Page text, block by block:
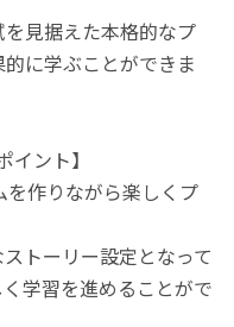
見据えた本格的なプ
に学ぶことができま
イント】
作りながら楽しくプ
トーリー設定となって
学習を進めることがで